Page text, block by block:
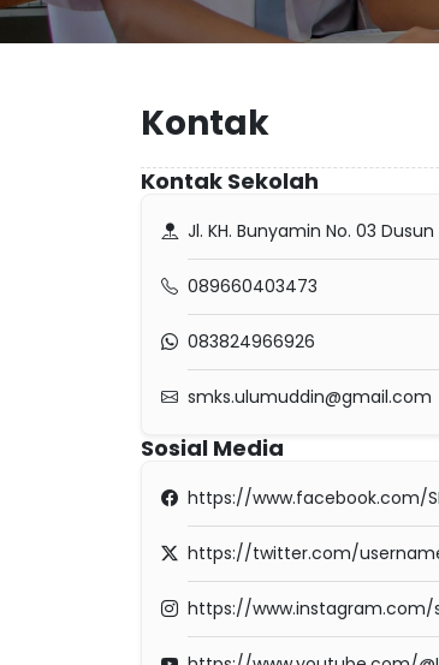
Kontak
Kontak Sekolah
Jl. KH. Bunyamin No. 03
089660403473
083824966926
smks.ulumuddin@gmail.com
Sosial Media
https://www.facebook.com/
https://twitter.com/
https://www.instagram.com/